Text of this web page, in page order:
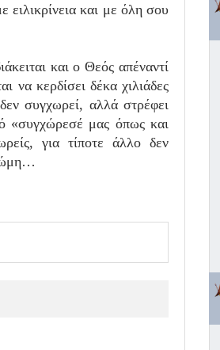
και με όλη σου
και ο Θεός απέναντί
να κερδίσει δέκα χιλιάδες
συγχωρεί, αλλά στρέφει
«συγχώρεσέ μας όπως και
για τίποτε άλλο δεν